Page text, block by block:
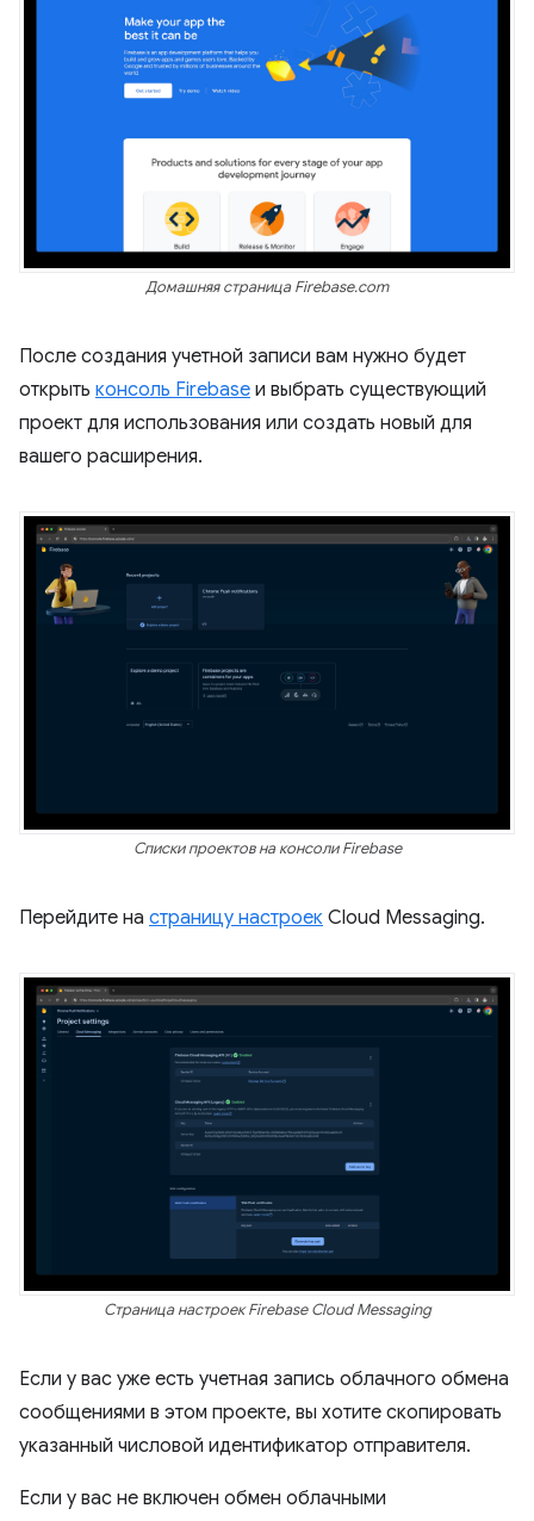
Домашняя страница Firebase.com
После создания учетной записи вам нужно будет
открыть консоль Firebase и выбрать существующий
проект для использования или создать новый для
вашего расширения.
Списки проектов на консоли Firebase
Перейдите на страницу настроек Cloud Messaging.
Страница настроек Firebase Cloud Messaging
Если у вас уже есть учетная запись облачного обмена
сообщениями в этом проекте, вы хотите скопировать
указанный числовой идентификатор отправителя.
Если у вас не включен обмен облачными